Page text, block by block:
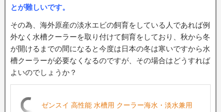
とが難しいです。
その為、海外原産の淡水エビの飼育をしている人であれば例
外なく水槽クーラーを取り付けて飼育をしており、秋から冬
が開けるまでの間になると今度は日本の冬は寒いですから水
槽クーラーが必要なくなるのですが、その場合はどうすれば
よいのでしょうか？
ゼンスイ 高性能 水槽用 クーラー海水・淡水兼用